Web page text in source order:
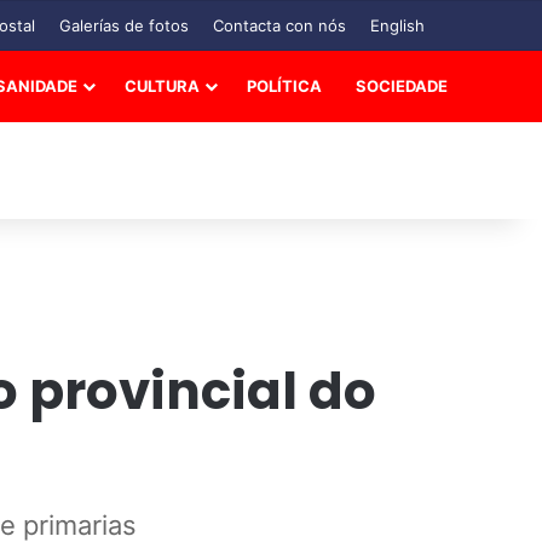
Galerías de fotos Contacta con nós English
CULTURA POLÍTICA SOCIEDADE
provincial do
primarias